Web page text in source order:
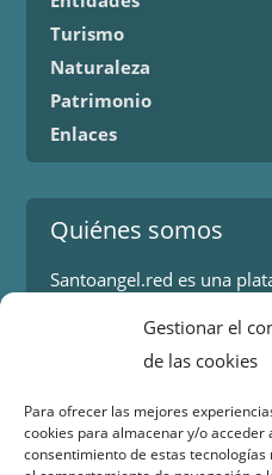
Gestionar el
de las cookies
Para ofrecer las mejores
cookies para almacenar y/o acceder
consentimiento de estas
Turismo
Naturaleza
Patrimonio
Enlaces
Quiénes somos
Santoangel.red es una
Contacto